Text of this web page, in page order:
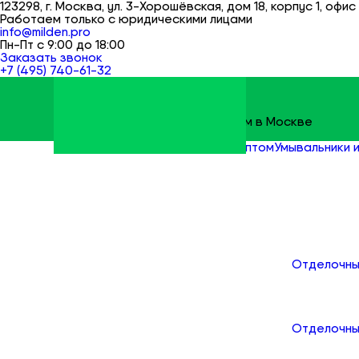
123298, г. Москва, ул. 3-Хорошёвская, дом 18, корпус 1, офис
Работаем только с юридическими лицами
info@milden.pro
Пн-Пт с 9:00 до 18:00
Заказать звонок
+7 (495) 740-61-32
Строительные материалы оптом в Москве
Сантехника оптомУмывальники